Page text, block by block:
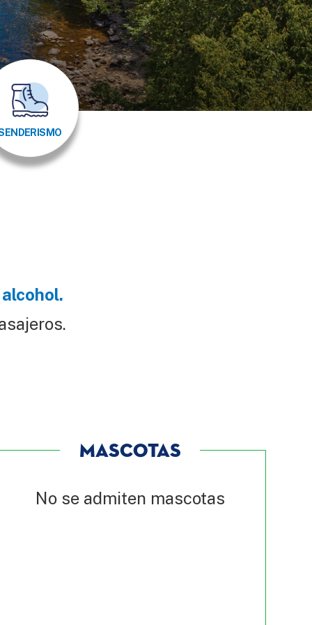
MASCOTAS
No se admiten mascotas